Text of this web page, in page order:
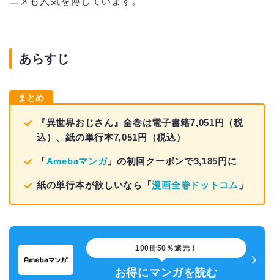
あらすじ
まとめ
『異世界おじさん』全巻は電子書籍7,051円（税
込）、紙の単行本7,051円（税込）
「Amebaマンガ」の初回クーポンで3,185円に
紙の単行本が欲しいなら「漫画全巻ドットコム 」
100冊50％還元！
お得にマンガを読む